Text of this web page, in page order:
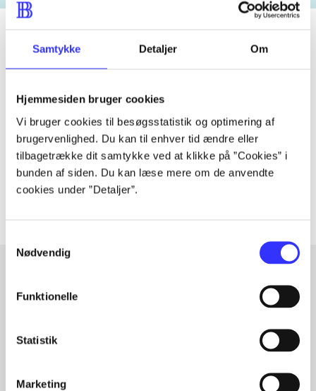
Samtykke Detaljer Om
Hjemmesiden bruger cookies
Vi bruger cookies til besøgsstatistik og optimering af
brugervenlighed. Du kan til enhver tid ændre eller
tilbagetrække dit samtykke ved at klikke på ”Cookies” i
bunden af siden. Du kan læse mere om de anvendte
cookies under ”Detaljer”.
Nødvendig
Funktionelle
Statistik
Marketing
Artiklen er en del af
lorem ipsum dolor sit amet ...
Tidsskrift
Artiklerne i handler ofte om
Artikler med samme emner